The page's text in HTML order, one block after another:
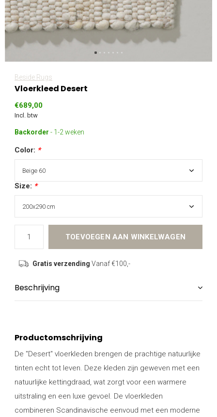
Beside Rugs
Vloerkleed Desert
€689,00
Incl. btw
Backorder - 1-2 weken
Color: *
Size: *
TOEVOEGEN AAN WINKELWAGEN
Gratis verzending Vanaf €100,-
Beschrijving
Productomschrijving
De "Desert" vloerkleden brengen de prachtige natuurlijke
tinten echt tot leven. Deze kleden zijn geweven met een
natuurlijke kettingdraad, wat zorgt voor een warmere
uitstraling en een luxe gevoel. De vloerkleden
combineren Scandinavische eenvoud met een moderne